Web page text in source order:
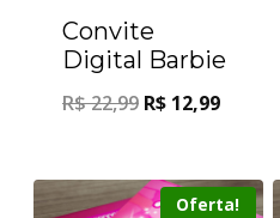
Convite
Digital Barbie
R$22,99 R$ 12,99
Oferta!